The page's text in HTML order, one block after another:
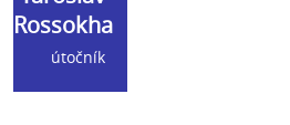
Rossokha
útočník